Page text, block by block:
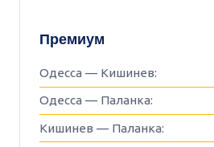
Премиум
Одесса — Кишинев:
Одесса — Паланка:
Кишинев — Паланка: